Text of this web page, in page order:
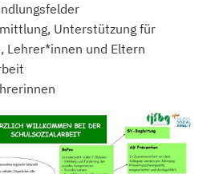
Unterstützung für
Lehrer*innen und Eltern